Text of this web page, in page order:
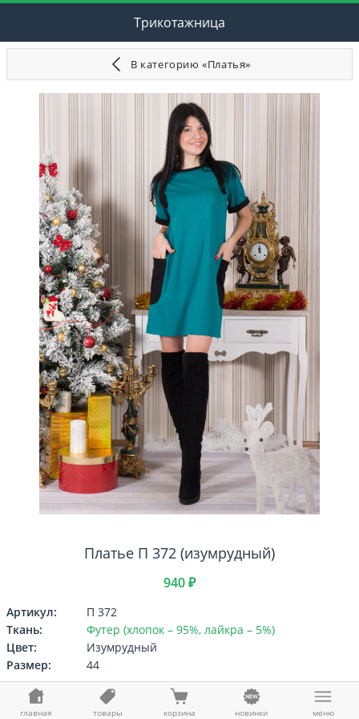
Трикотажница
В категорию «Платья»
Платье П 372 (изумрудный)
940 ₽
Артикул:
П 372
Ткань:
Футер (хлопок – 95%, лайкра – 5%)
Цвет:
Изумрудный
Размер:
44
Выберите